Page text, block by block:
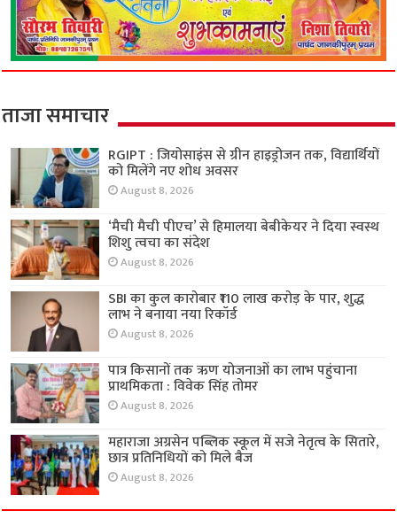
ताजा समाचार
RGIPT : जियोसाइंस से ग्रीन हाइड्रोजन तक, विद्यार्थियों
को मिलेंगे नए शोध अवसर
August 8, 2026
‘मैची मैची पीएच’ से हिमालया बेबीकेयर ने दिया स्वस्थ
शिशु त्वचा का संदेश
August 8, 2026
SBI का कुल कारोबार ₹110 लाख करोड़ के पार, शुद्ध
लाभ ने बनाया नया रिकॉर्ड
August 8, 2026
पात्र किसानों तक ऋण योजनाओं का लाभ पहुंचाना
प्राथमिकता : विवेक सिंह तोमर
August 8, 2026
महाराजा अग्रसेन पब्लिक स्कूल में सजे नेतृत्व के सितारे,
छात्र प्रतिनिधियों को मिले बैज
August 8, 2026